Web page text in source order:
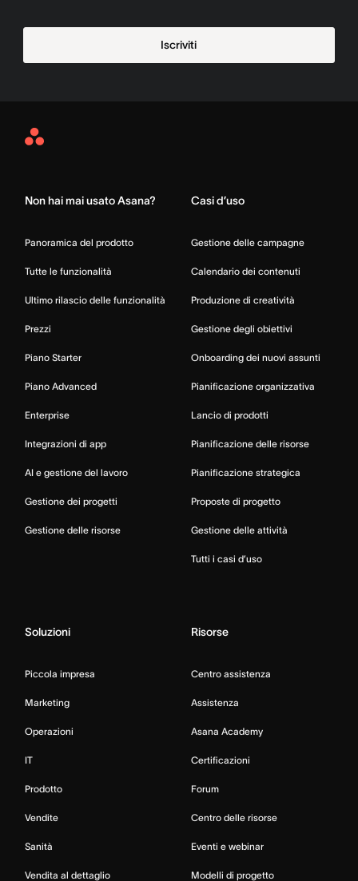
Iscriviti
Asana
Non hai mai usato Asana?
Panoramica del prodotto
Tutte le funzionalità
Ultimo rilascio delle funzionalità
Prezzi
Piano Starter
Piano Advanced
Enterprise
Integrazioni di app
AI e gestione del lavoro
Gestione dei progetti
Gestione delle risorse
Casi d’uso
Gestione delle campagne
Calendario dei contenuti
Produzione di creatività
Gestione degli obiettivi
Onboarding dei nuovi assunti
Pianificazione organizzativa
Lancio di prodotti
Pianificazione delle risorse
Pianificazione strategica
Proposte di progetto
Gestione delle attività
Tutti i casi d’uso
Soluzioni
Piccola impresa
Marketing
Operazioni
IT
Prodotto
Vendite
Sanità
Vendita al dettaglio
Risorse
Centro assistenza
Assistenza
Asana Academy
Certificazioni
Forum
Centro delle risorse
Eventi e webinar
Modelli di progetto